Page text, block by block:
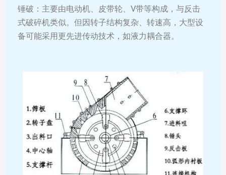
锤破：主要由电动机、皮带轮、V带等构成，与反击
式破碎机类似。但因转子结构复杂、转速高，大型设
备可能采用更先进传动技术，如液力耦合器。